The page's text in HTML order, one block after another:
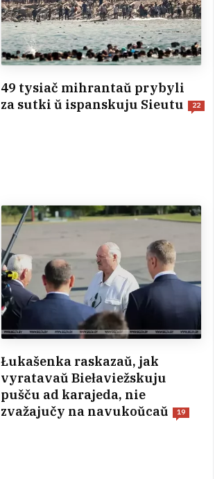
49 tysiač mihrantaŭ prybyli
za sutki ŭ ispanskuju Sieutu
22
Łukašenka raskazaŭ, jak
vyratavaŭ Biełaviežskuju
pušču ad karajeda, nie
zvažajučy na navukoŭcaŭ
19